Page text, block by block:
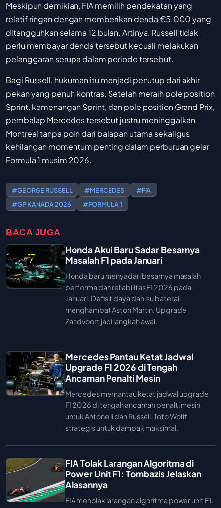
Meskipun demikian, FIA memilih pendekatan yang
relatif ringan dengan memberikan denda €5.000 yang
ditangguhkan selama 12 bulan. Artinya, Russell tidak
perlu membayar denda tersebut kecuali melakukan
pelanggaran serupa dalam periode tersebut.
Bagi Russell, hukuman itu menjadi penutup dari akhir
pekan yang penuh kontras. Setelah meraih pole position
Sprint, kemenangan Sprint, dan pole position Grand Prix,
pembalap Mercedes tersebut justru meninggalkan
Montreal tanpa poin dari balapan utama sekaligus
kehilangan momentum penting dalam perburuan gelar
Formula 1 musim 2026.
#GEORGE RUSSELL #MERCEDES
#FIA
#GP KANADA 2026
#FORMULA 1
BACA JUGA
Honda Akui Baru Sadar Besarnya
Masalah F1 pada Januari
Honda baru menyadari besarnya masalah
performa dan reliabilitas F1 2026 pada
Januari. Defisit daya dan isu baterai
menghambat Aston Martin. Upgrade
Zandvoort jadi langkah awal.
Mercedes Pantau Ketat Jadwal
Upgrade F1 2026 di Tengah
Ancaman Penalti Mesin
Mercedes memantau ketat jadwal upgrade
F1 2026 di tengah ancaman penalti mesin
untuk Antonelli dan Russell. Toto Wolff
strategis untuk dampak maksimal.
FIA Tolak Larangan Algoritma di
Power Unit F1: Tombazis Jelaskan
Alasannya
FIA menolak larangan algoritma power unit F1.